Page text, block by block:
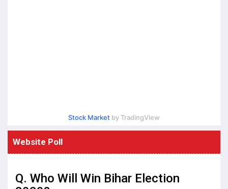
Stock Market by TradingView
Website Poll
Q. Who Will Win Bihar Election